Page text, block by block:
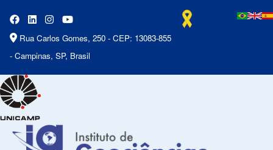
Rua Carlos Gomes, 250 - CEP: 13083-855
- Campinas, SP, Brasil